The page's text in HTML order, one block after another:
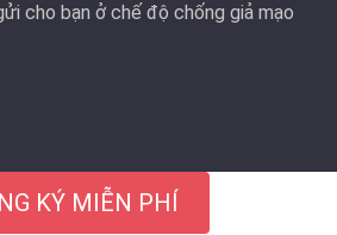
cho bạn ở chế độ chống giả mạo
KÝ MIỄN PHÍ